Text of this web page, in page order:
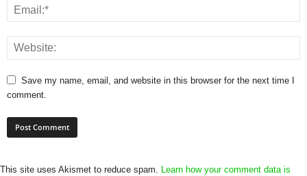
Save my name, email, and website in this browser for the next time I
comment.
This site uses Akismet to reduce spam. Learn how your comment data is